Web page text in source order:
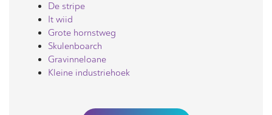
De stripe
It wiid
Grote hornstweg
Skulenboarch
Gravinneloane
Kleine industriehoek